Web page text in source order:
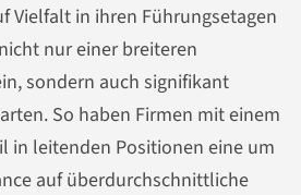
Vielfalt in ihren Führungsetagen
nur einer breiteren
sondern auch signifikant
So haben Firmen mit einem
in leitenden Positionen eine um
auf überdurchschnittliche